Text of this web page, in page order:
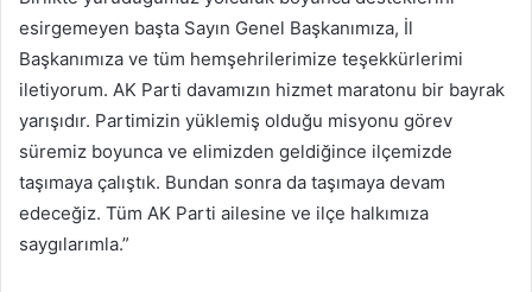
esirgemeyen başta Sayın Genel Başkanımıza, İl
Başkanımıza ve tüm hemşehrilerimize teşekkürlerimi
iletiyorum. AK Parti davamızın hizmet maratonu bir bayrak
yarışıdır. Partimizin yüklemiş olduğu misyonu görev
süremiz boyunca ve elimizden geldiğince ilçemizde
taşımaya çalıştık. Bundan sonra da taşımaya devam
edeceğiz. Tüm AK Parti ailesine ve ilçe halkımıza
saygılarımla.”